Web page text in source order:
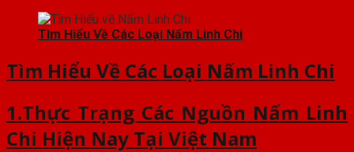
Tìm Hiểu Về Các Loại Nấm Linh Chi
Tìm Hiểu Về Các Loại Nấm Linh Chi
1.Thực Trạng Các Nguồn Nấm Linh
Chi Hiện Nay Tại Việt Nam